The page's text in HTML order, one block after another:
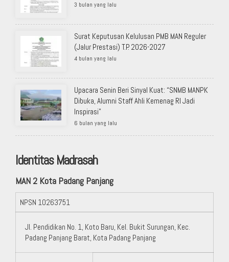
3 bulan yang lalu
Surat Keputusan Kelulusan PMB MAN Reguler
(Jalur Prestasi) T.P. 2026-2027
4 bulan yang lalu
Upacara Senin Beri Sinyal Kuat: “SNMB MANPK
Dibuka, Alumni Staff Ahli Kemenag RI Jadi
Inspirasi”
6 bulan yang lalu
Identitas Madrasah
MAN 2 Kota Padang Panjang
NPSN 10263751
Jl. Pendidikan No. 1, Koto Baru, Kel. Bukit Surungan, Kec.
Padang Panjang Barat, Kota Padang Panjang